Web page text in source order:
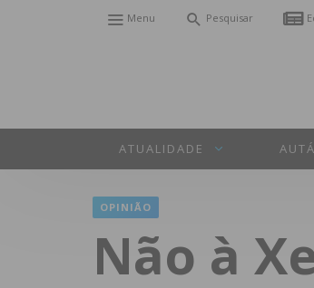
Menu Pesquisar
ATUALIDADE
OPINIÃO
Não à